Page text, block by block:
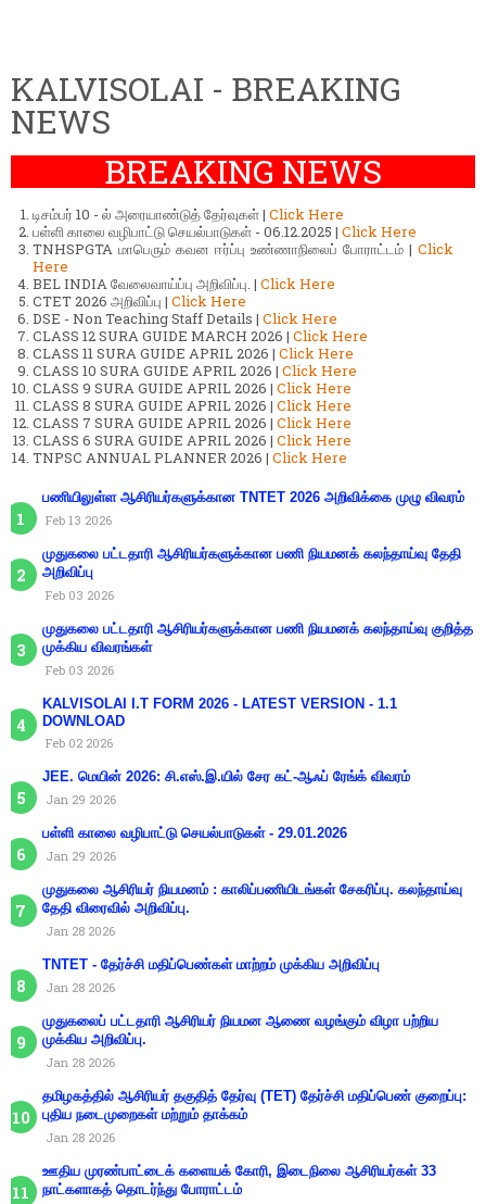
KALVISOLAI - BREAKING
NEWS
BREAKING NEWS
டிசம்பர் 10 - ல் அரையாண்டுத் தேர்வுகள் | Click Here
பள்ளி காலை வழிபாட்டு செயல்பாடுகள் - 06.12.2025 | Click Here
TNHSPGTA மாபெரும் கவன ஈர்ப்பு உண்ணாநிலைப் போராட்டம் | Click
Here
BEL INDIA வேலைவாய்ப்பு அறிவிப்பு. | Click Here
CTET 2026 அறிவிப்பு | Click Here
DSE - Non Teaching Staff Details | Click Here
CLASS 12 SURA GUIDE MARCH 2026 | Click Here
CLASS 11 SURA GUIDE APRIL 2026 | Click Here
CLASS 10 SURA GUIDE APRIL 2026 | Click Here
CLASS 9 SURA GUIDE APRIL 2026 | Click Here
CLASS 8 SURA GUIDE APRIL 2026 | Click Here
CLASS 7 SURA GUIDE APRIL 2026 | Click Here
CLASS 6 SURA GUIDE APRIL 2026 | Click Here
TNPSC ANNUAL PLANNER 2026 | Click Here
பணியிலுள்ள ஆசிரியர்களுக்கான TNTET 2026 அறிவிக்கை முழு விவரம்
Feb 13 2026
முதுகலை பட்டதாரி ஆசிரியர்களுக்கான பணி நியமனக் கலந்தாய்வு தேதி
அறிவிப்பு
Feb 03 2026
முதுகலை பட்டதாரி ஆசிரியர்களுக்கான பணி நியமனக் கலந்தாய்வு குறித்த
முக்கிய விவரங்கள்
Feb 03 2026
KALVISOLAI I.T FORM 2026 - LATEST VERSION - 1.1
DOWNLOAD
Feb 02 2026
JEE. மெயின் 2026: சி.எஸ்.இ.யில் சேர கட்-ஆஃப் ரேங்க் விவரம்
Jan 29 2026
பள்ளி காலை வழிபாட்டு செயல்பாடுகள் - 29.01.2026
Jan 29 2026
முதுகலை ஆசிரியர் நியமனம் : காலிப்பணியிடங்கள் சேகரிப்பு. கலந்தாய்வு
தேதி விரைவில் அறிவிப்பு.
Jan 28 2026
TNTET - தேர்ச்சி மதிப்பெண்கள் மாற்றம் முக்கிய அறிவிப்பு
Jan 28 2026
முதுகலைப் பட்டதாரி ஆசிரியர் நியமன ஆணை வழங்கும் விழா பற்றிய
முக்கிய அறிவிப்பு.
Jan 28 2026
தமிழகத்தில் ஆசிரியர் தகுதித் தேர்வு (TET) தேர்ச்சி மதிப்பெண் குறைப்பு:
புதிய நடைமுறைகள் மற்றும் தாக்கம்
Jan 28 2026
ஊதிய முரண்பாட்டைக் களையக் கோரி, இடைநிலை ஆசிரியர்கள் 33
நாட்களாகத் தொடர்ந்து போராட்டம்